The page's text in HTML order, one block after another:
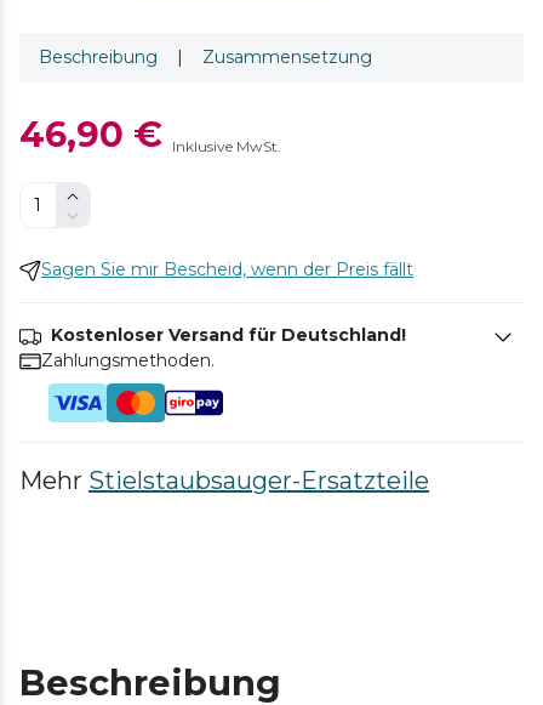
Beschreibung | Zusammensetzung
46,90 € Inklusive MwSt.
Sagen Sie mir Bescheid, wenn der Preis fällt
Kostenloser Versand für Deutschland!
Zahlungsmethoden.
Mehr Stielstaubsauger-Ersatzteile
Beschreibung